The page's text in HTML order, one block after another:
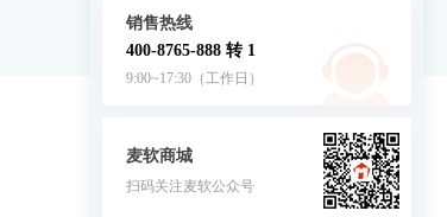
销售热线
400-8765-888 转 1
9:00~17:30（工作日）
麦软商城
扫码关注麦软公众号
客服
联系我们